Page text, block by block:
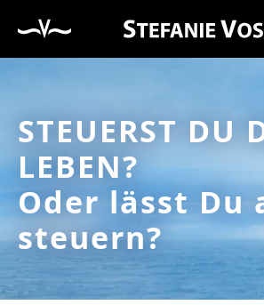
STEUERST DU
LEBEN?
Oder lässt Du
steuern?